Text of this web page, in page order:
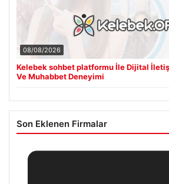
08/08/2026
Kelebek sohbet platformu İle Dijital
Ve Muhabbet Deneyimi
Son Eklenen Firmalar